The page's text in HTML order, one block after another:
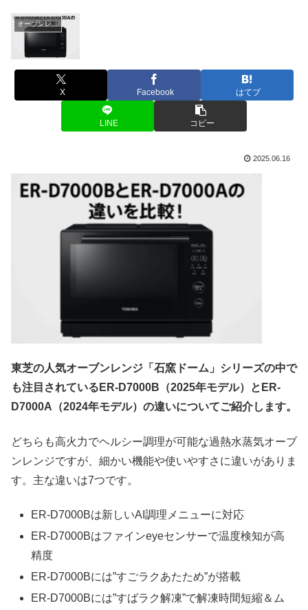
オーブンレンジ
X Facebook はてブ
LINE コピー
2025.06.16
東芝の人気オーブンレンジ「石窯ドーム」シリーズの中で
も注目されているER-D7000B（2025年モデル）とER-
D7000A（2024年モデル）の違いについてご紹介します。
どちらも高火力でヘルシー調理が可能な過熱水蒸気オーブ
ンレンジですが、細かい機能や使いやすさに違いがありま
す。主な違いは7つです。
ER-D7000Bは新しいAI調理メニューに対応
ER-D7000Bはファインeyeセンサーで温度検知が高
精度
ER-D7000Bには”すごラクあたため”が搭載
ER-D7000Bには”すばラク解凍”で解凍時間短縮＆ム